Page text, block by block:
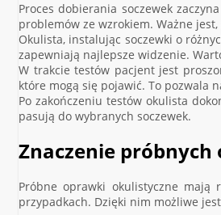
Proces dobierania soczewek
problemów ze wzrokiem. Ważne
Okulista, instalując soczewki o
zapewniają najlepsze widzenie.
W trakcie testów pacjent jest
które mogą się pojawić. To pozwala
Po zakończeniu testów okulista
pasują do wybranych soczewek.
Znaczenie
Próbne oprawki okulistyczne mają
przypadkach. Dzięki nim możliwe